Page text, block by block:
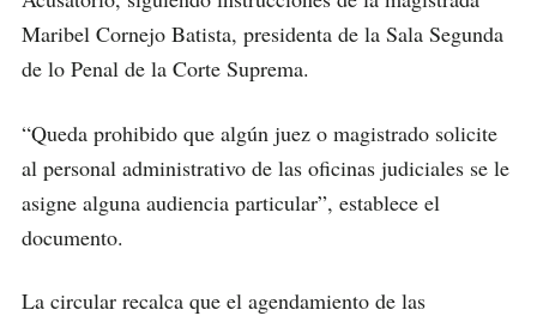
Maribel Cornejo Batista, presidenta de la Sala Segunda
de lo Penal de la Corte Suprema.
“Queda prohibido que algún juez o magistrado solicite
al personal administrativo de las oficinas judiciales se le
asigne alguna audiencia particular”, establece el
documento.
La circular recalca que el agendamiento de las